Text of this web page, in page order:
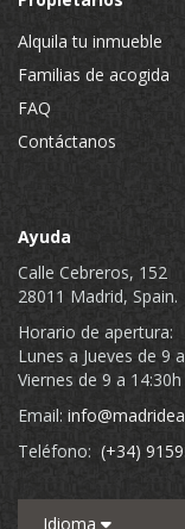
Alquila tu inmueble
Familias de acogida
FAQ
Contáctanos
Ayuda
Calle Cebreros, 152
28011 Madrid, Spain.
Horario de apertura:
Lunes a Jueves de 9
Viernes de 9 a 14:30h
Email:
Teléfono: (+34)
Idioma